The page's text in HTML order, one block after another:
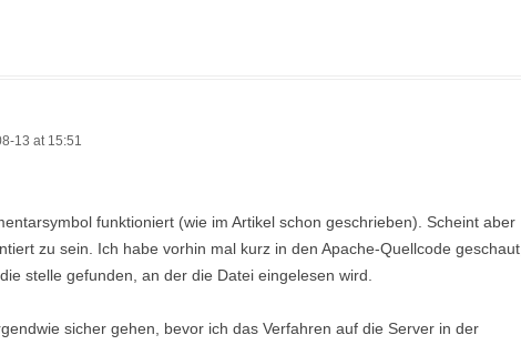
13 at 15:51
funktioniert (wie im Artikel schon geschrieben). Scheint aber
zu sein. Ich habe vorhin mal kurz in den Apache-Quellcode geschaut,
stelle gefunden, an der die Datei eingelesen wird.
sicher gehen, bevor ich das Verfahren auf die Server in der